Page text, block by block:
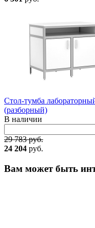
Стол-тумба
(разборный)
В наличии
29 783 руб.
24 204 руб.
Вам может быть